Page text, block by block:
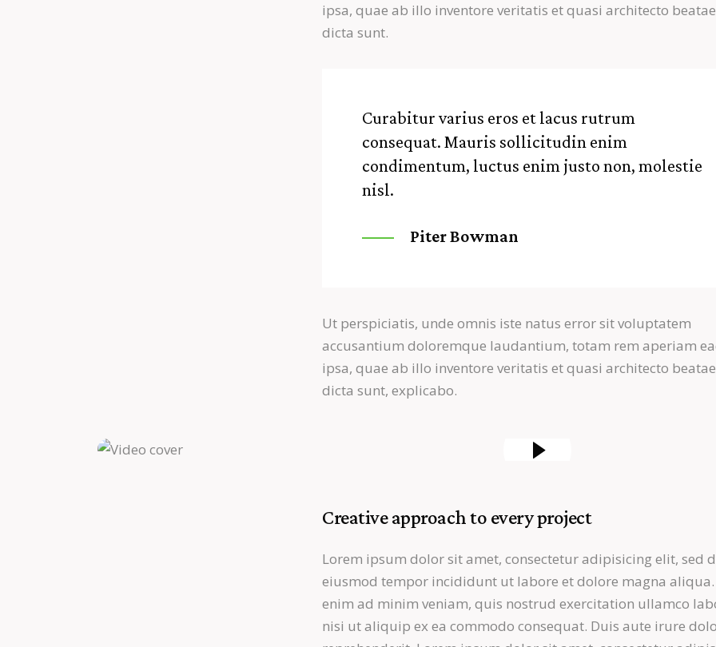
ipsa, quae ab illo inventore veritatis et quasi architecto
dicta sunt.
Curabitur varius eros et lacus rutrum
consequat. Mauris sollicitudin enim
condimentum, luctus enim justo non, molestie
nisl.
Piter Bowman
Ut perspiciatis, unde omnis iste natus error sit voluptatem
accusantium doloremque laudantium, totam rem aperiam
ipsa, quae ab illo inventore veritatis et quasi architecto
dicta sunt, explicabo.
Creative approach to every project
Lorem ipsum dolor sit amet, consectetur adipisicing elit, sed
eiusmod tempor incididunt ut labore et dolore magna
enim ad minim veniam, quis nostrud exercitation ullamco
nisi ut aliquip ex ea commodo consequat. Duis aute irure